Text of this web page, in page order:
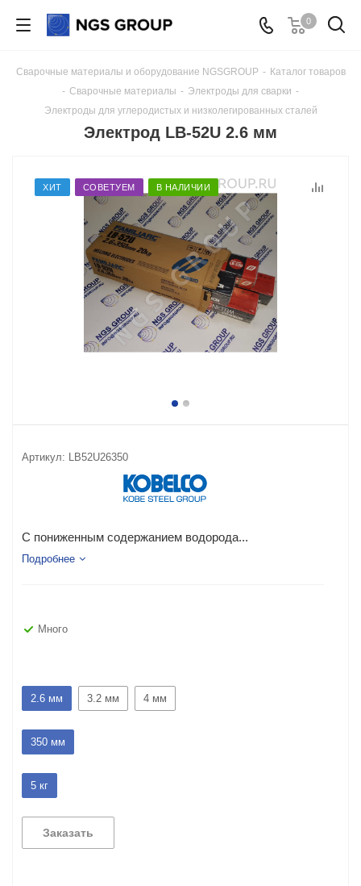
0
Сварочные материалы и оборудование NGSGROUP - Каталог товаров
- Сварочные материалы - Электроды для сварки -
Электроды для углеродистых и низколегированных сталей
Электрод LB-52U 2.6 мм
ХИТ СОВЕТУЕМ В НАЛИЧИИ
Артикул: LB52U26350
С пониженным содержанием водорода...
Подробнее
Много
2.6 мм 3.2 мм 4 мм
350 мм
5 кг
Заказать